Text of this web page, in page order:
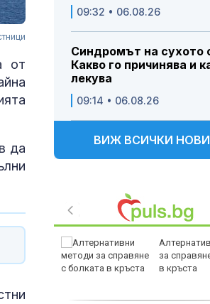
от
да
09:32 • 06.08.26
Синдромът на сухото
Какво го причинява и
лекува
09:14 • 06.08.26
ВИЖ ВСИЧКИ
за
в кръста